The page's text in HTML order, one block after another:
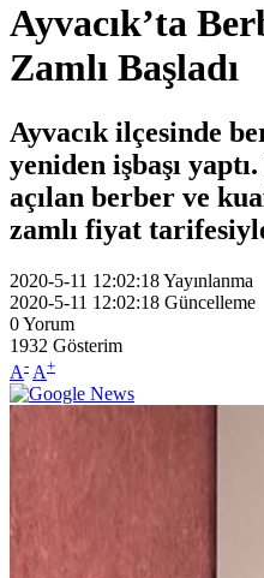
Ayvacık’ta
Zamlı Başladı
Ayvacık ilçesinde
yeniden işbaşı
açılan berber ve
zamlı fiyat
2020-5-11 12:02:18Yayınlanma
2020-5-11 12:02:18 Güncelleme
0Yorum
1932 Gösterim
A- A+